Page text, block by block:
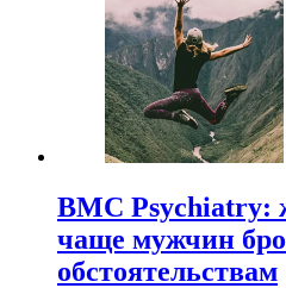
BMC
чаще мужчин
обстоятельствам